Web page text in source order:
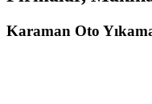
Karaman Oto